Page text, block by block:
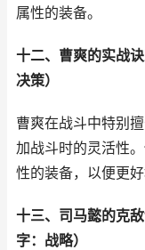
属性的装备。
十二、曹爽的实战
决策）
曹爽在战斗中特别
加战斗时的灵活性
性的装备，以便更
十三、司马懿的克
字：战略）